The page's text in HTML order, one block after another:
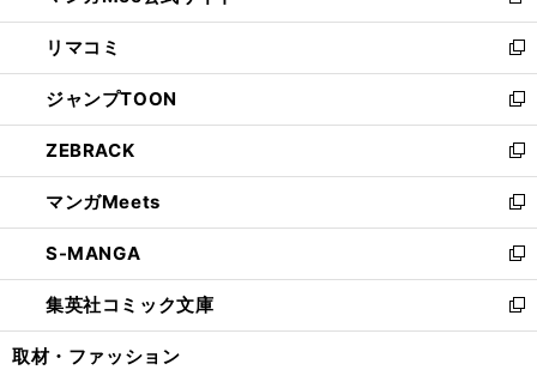
ウ
で
開
く
ン
ド
ウ
で
開
く
ウ
ィ
ン
ド
ウ
で
開
く
し
い
ウ
ィ
ン
ド
ウ
で
開
く
リマコミ
新
し
い
ウ
ィ
ン
ド
ウ
で
開
く
ジャンプTOON
新
し
い
ウ
ィ
ン
ド
ウ
で
開
ZEBRACK
新
し
い
ウ
ィ
ン
ド
ウ
マンガMeets
新
し
い
ウ
ィ
ン
S-MANGA
新
し
い
ウ
集英社コミック文庫
新
し
取材・ファッション